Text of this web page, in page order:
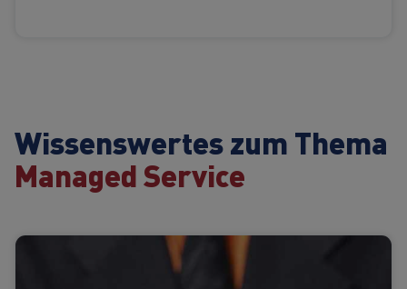
Wissenswertes zum Thema
Managed Service